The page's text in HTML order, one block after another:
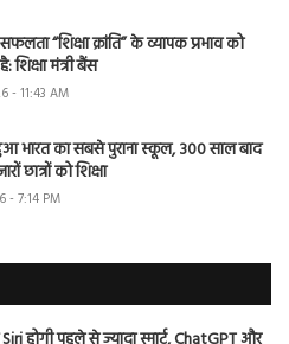
सफलता “शिक्षा क्रांति” के व्यापक प्रभाव को
शिक्षा मंत्री बैंस
- 11:43 AM
भारत का सबसे पुराना स्कूल, 300 साल बाद
छात्रों को शिक्षा
- 7:14 PM